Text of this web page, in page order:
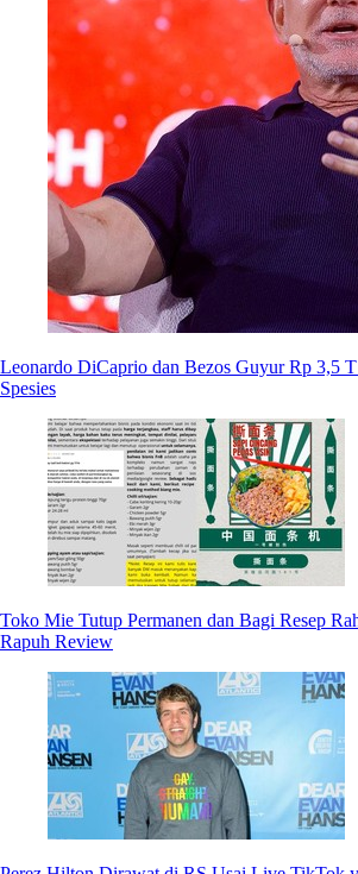
Leonardo DiCaprio dan Bezos Guyur Rp 3,5
Spesies
Toko Mie Tutup Permanen dan Bagi Resep
Rapuh Review